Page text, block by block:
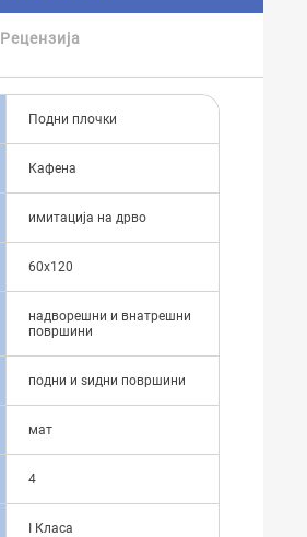
Рецензија
Подни плочки
Кафена
имитација на дрво
60x120
надворешни и внатрешни
површини
подни и ѕидни површини
мат
4
I Класа